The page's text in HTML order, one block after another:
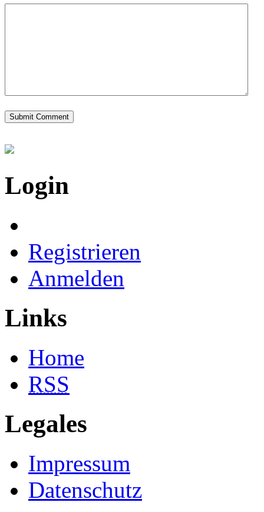
Login
Registrieren
Anmelden
Links
Home
RSS
Legales
Impressum
Datenschutz